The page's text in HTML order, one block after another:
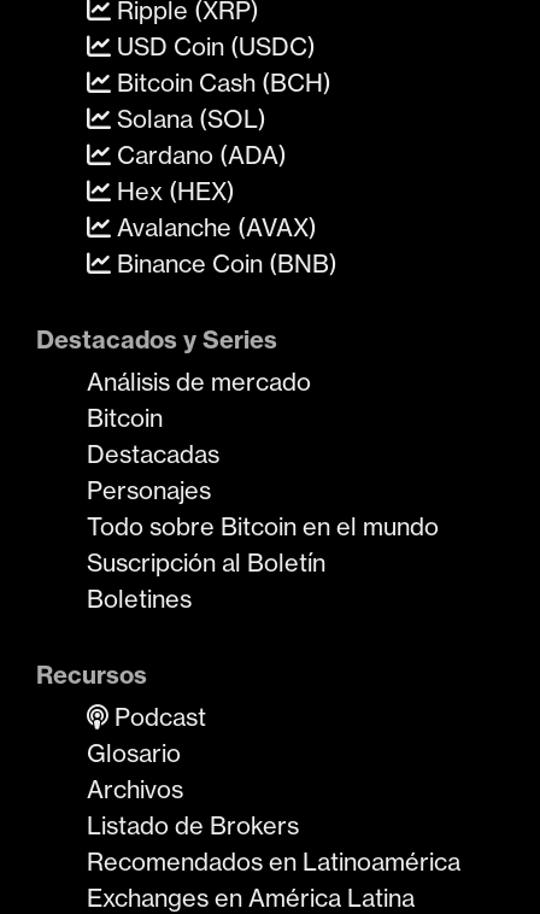
Ripple (XRP)
USD Coin (USDC)
Bitcoin Cash (BCH)
Solana (SOL)
Cardano (ADA)
Hex (HEX)
Avalanche (AVAX)
Binance Coin (BNB)
Destacados y Series
Análisis de mercado
Bitcoin
Destacadas
Personajes
Todo sobre Bitcoin en el mundo
Suscripción al Boletín
Boletines
Recursos
Podcast
Glosario
Archivos
Listado de Brokers
Recomendados en Latinoamérica
Exchanges en América Latina